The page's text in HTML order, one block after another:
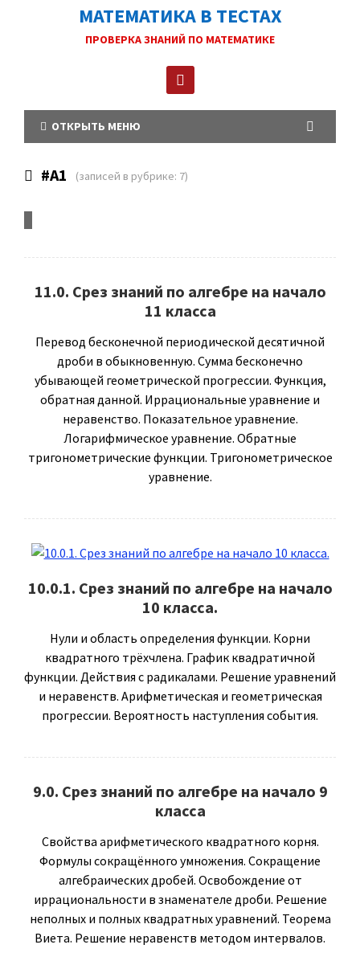
МАТЕМАТИКА В ТЕСТАХ
ПРОВЕРКА ЗНАНИЙ ПО МАТЕМАТИКЕ
ОТКРЫТЬ МЕНЮ
#A1 (записей в рубрике: 7)
11.0. Срез знаний по алгебре на начало
11 класса
Перевод бесконечной периодической десятичной
дроби в обыкновенную. Сумма бесконечно
убывающей геометрической прогрессии. Функция,
обратная данной. Иррациональные уравнение и
неравенство. Показательное уравнение.
Логарифмическое уравнение. Обратные
тригонометрические функции. Тригонометрическое
уравнение.
10.0.1. Срез знаний по алгебре на начало
10 класса.
Нули и область определения функции. Корни
квадратного трёхчлена. График квадратичной
функции. Действия с радикалами. Решение уравнений
и неравенств. Арифметическая и геометрическая
прогрессии. Вероятность наступления события.
9.0. Срез знаний по алгебре на начало 9
класса
Свойства арифметического квадратного корня.
Формулы сокращённого умножения. Сокращение
алгебраических дробей. Освобождение от
иррациональности в знаменателе дроби. Решение
неполных и полных квадратных уравнений. Теорема
Виета. Решение неравенств методом интервалов.